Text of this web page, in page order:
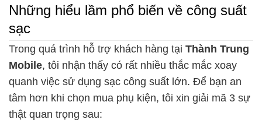
Những hiểu lầm phổ biến về công suất
sạc
Trong quá trình hỗ trợ khách hàng tại Thành Trung
Mobile, tôi nhận thấy có rất nhiều thắc mắc xoay
quanh việc sử dụng sạc công suất lớn. Để bạn an
tâm hơn khi chọn mua phụ kiện, tôi xin giải mã 3 sự
thật quan trọng sau: